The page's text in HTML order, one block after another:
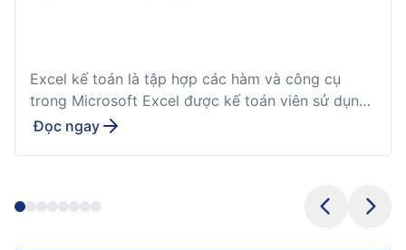
Excel kế toán là tập hợp các hàm và công cụ
trong Microsoft Excel được kế toán viên sử dụng
thường xuyên để đối chiếu số liệu, tổng hợp báo
Đọc ngay